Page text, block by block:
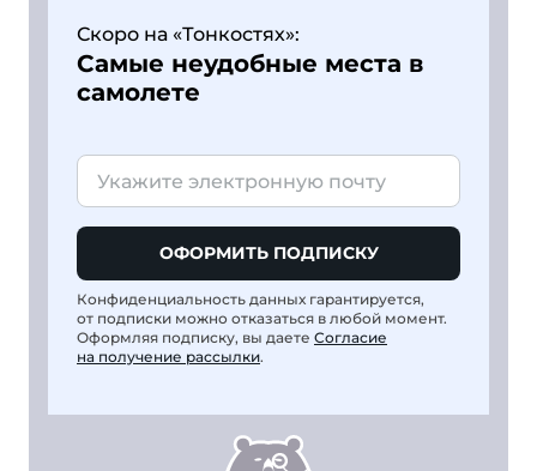
Скоро на «Тонкостях»:
Самые неудобные места в
самолете
ОФОРМИТЬ ПОДПИСКУ
Конфиденциальность данных гарантируется,
от подписки можно отказаться в любой момент.
Оформляя подписку, вы даете Согласие
на получение рассылки.